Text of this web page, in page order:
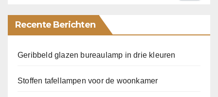
Recente Berichten
Geribbeld glazen bureaulamp in drie kleuren
Stoffen tafellampen voor de woonkamer